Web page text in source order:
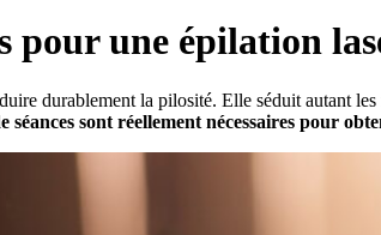
pour une épilation
durablement la pilosité. Elle séduit autant
séances sont réellement nécessaires pour